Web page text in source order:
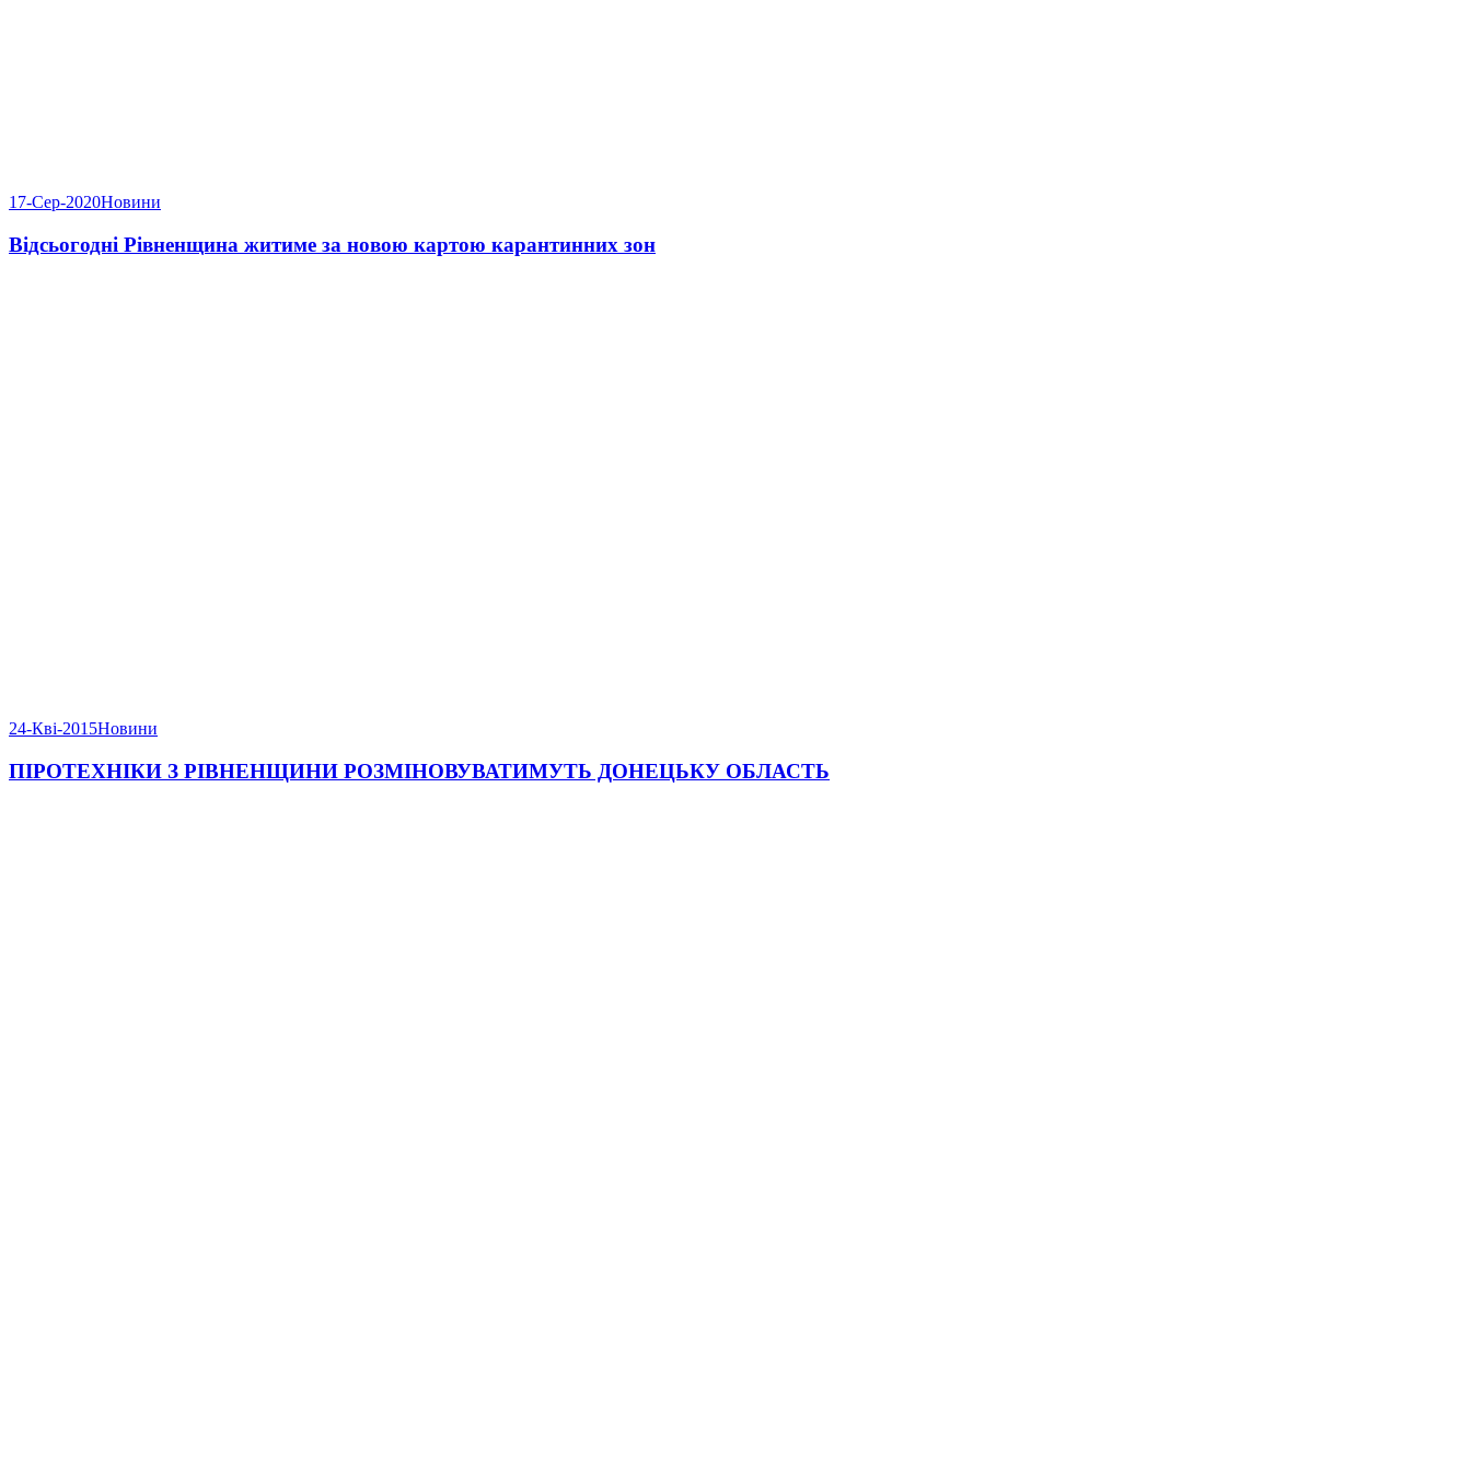
17-Сер-2020Новини
Відсьогодні Рівненщина житиме за новою картою карантинних зон
24-Кві-2015Новини
ПІРОТЕХНІКИ З РІВНЕНЩИНИ РОЗМІНОВУВАТИМУТЬ ДОНЕЦЬКУ ОБЛАСТЬ